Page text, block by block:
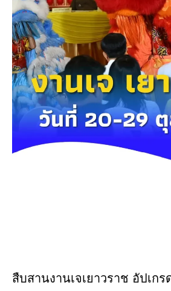
สืบสานงานเจเยาวราช อัปเก